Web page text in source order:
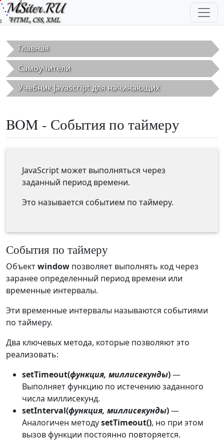
Перейти к основному содержанию
Главная
Самоучители
Учебник Javascript для начинающих
BOM - События по таймеру
3
4
5
JavaScript может выполняться через
заданный период времени.
Это называется событием по таймеру.
События по таймеру
Объектwindow позволяет выполнять код через
заранее определенный период времени или
временные интервалы.
Эти временные интервалы называются событиями
по таймеру.
Два ключевых метода, которые позволяют это
реализовать:
setTimeout(функция, миллисекунды)—
Выполняет функцию по истечению заданного
числа миллисекунд.
setInterval(функция, миллисекунды)—
Аналогичен методуsetTimeout(), но при этом
вызов функции постоянно повторяется.